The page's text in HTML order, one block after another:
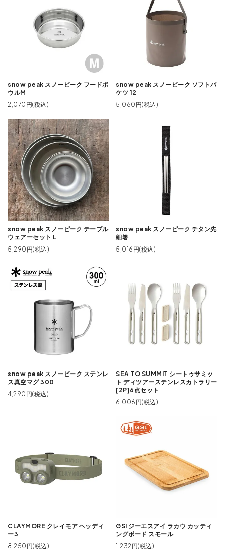
snow peak スノーピーク フードボ
ウルM
2,070円(税込)
snow peak スノーピーク ソフトバ
ケツ 12
5,060円(税込)
snow peak スノーピーク テーブル
ウェアーセット L
5,290円(税込)
snow peak スノーピーク チタン先
細箸
5,016円(税込)
snow peak スノーピーク ステンレ
ス真空マグ 300
4,290円(税込)
SEA TO SUMMIT シートゥサミッ
ト ディツアーステンレスカトラリー
[2P]6点セット
6,006円(税込)
CLAYMORE クレイモア ヘッディ
ー3
8,250円(税込)
GSI ジーエスアイ ラカウ カッティ
ングボード スモール
1,232円(税込)